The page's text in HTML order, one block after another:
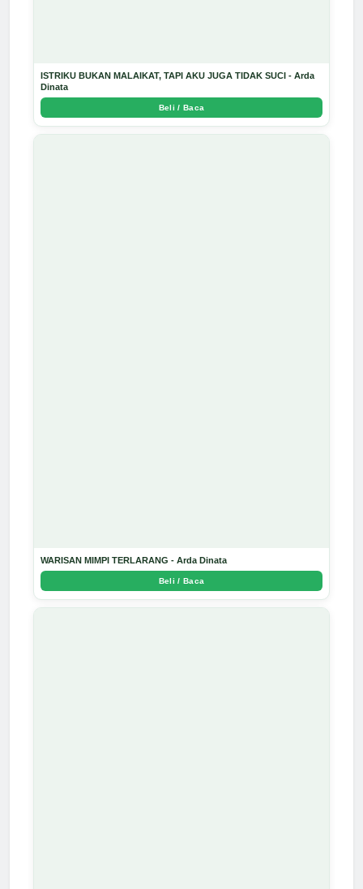
ISTRIKU BUKAN MALAIKAT, TAPI AKU JUGA TIDAK SUCI - Arda
Dinata
Beli / Baca
WARISAN MIMPI TERLARANG - Arda Dinata
Beli / Baca